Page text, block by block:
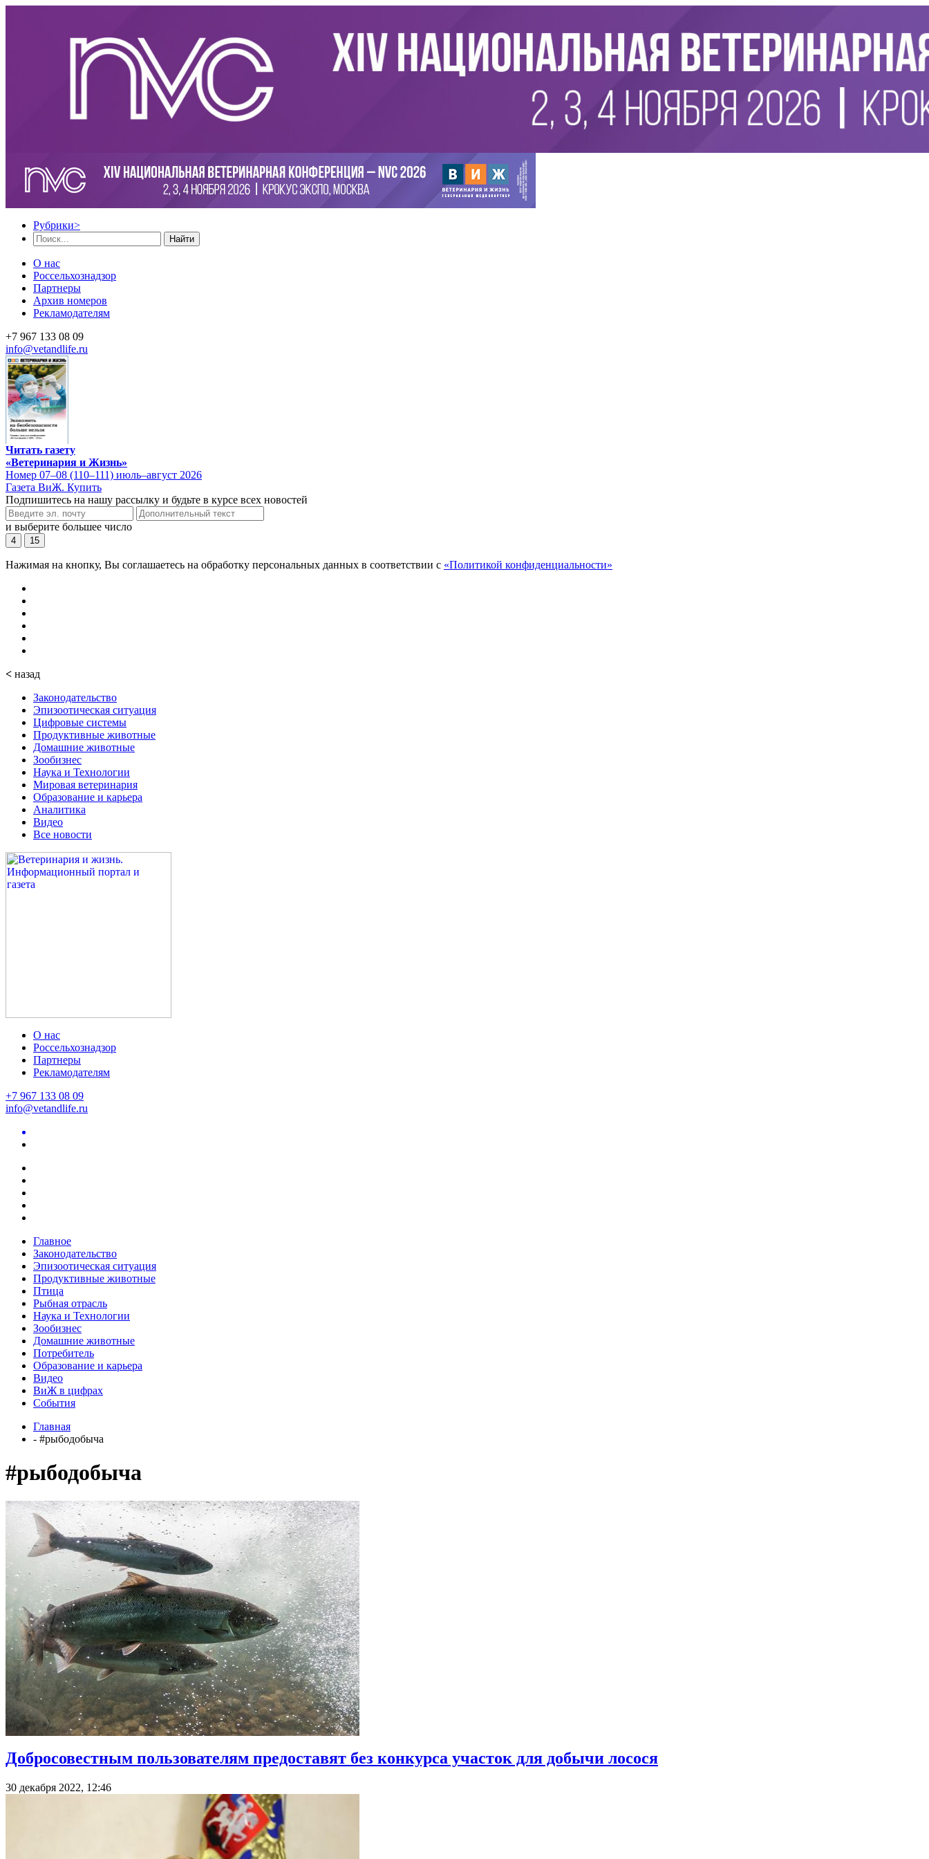
Рубрики>
Найти
О нас
Россельхознадзор
Партнеры
Архив номеров
Рекламодателям
+7 967 133 08 09
info@vetandlife.ru
Читать газету
«Ветеринария и Жизнь»
Номер 07–08 (110–111) июль–август 2026
Газета ВиЖ. Купить
Подпишитесь на нашу рассылку и будьте в курсе всех новостей
и выберите большее число
4 15
Нажимая на кнопку, Вы соглашаетесь на обработку персональных данных в соответствии с «Политикой конфиденциальности»
< назад
Законодательство
Эпизоотическая ситуация
Цифровые системы
Продуктивные животные
Домашние животные
Зообизнес
Наука и Технологии
Мировая ветеринария
Образование и карьера
Аналитика
Видео
Все новости
О нас
Россельхознадзор
Партнеры
Рекламодателям
+7 967 133 08 09
info@vetandlife.ru
Главное
Законодательство
Эпизоотическая ситуация
Продуктивные животные
Птица
Рыбная отрасль
Наука и Технологии
Зообизнес
Домашние животные
Потребитель
Образование и карьера
Видео
ВиЖ в цифрах
События
Главная
- #рыбодобыча
#рыбодобыча
Добросовестным пользователям предоставят без конкурса участок для добычи лосося
30 декабря 2022, 12:46